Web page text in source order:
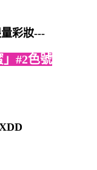
彩妝---
#2色號